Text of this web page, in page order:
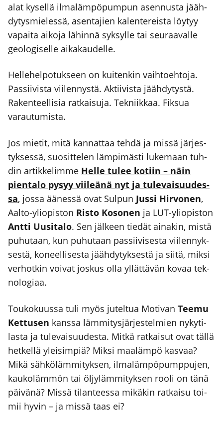
alat kysel­lä ilma­läm­pö­pum­pun asen­nus­ta jääh­
dy­tys­mie­les­sä, asen­ta­jien kalen­te­reis­ta löy­tyy
vapai­ta aiko­ja lähin­nä syk­syl­le tai seu­raa­val­le
geo­lo­gi­sel­le aika­kau­del­le.
Hel­le­hel­po­tuk­seen on kui­ten­kin vaih­toeh­to­ja.
Pas­sii­vis­ta vii­len­nys­tä. Aktii­vis­ta jääh­dy­tys­tä.
Raken­teel­li­sia rat­kai­su­ja. Tek­niik­kaa. Fik­sua
varau­tu­mis­ta.
Jos mie­tit, mitä kan­nat­taa teh­dä ja mis­sä jär­jes­
tyk­ses­sä, suo­sit­te­len läm­pi­mäs­ti luke­maan tuh­
din artik­ke­lim­me Hel­le tulee kotiin – näin
pien­ta­lo pysyy vii­leä­nä nyt ja tule­vai­suu­des­
sa, jos­sa äänes­sä ovat Sul­pun Jus­si Hir­vo­nen,
Aal­to-yli­opis­ton Ris­to Koso­nen ja LUT-yli­opis­ton
Ant­ti Uusi­ta­lo. Sen jäl­keen tie­dät aina­kin, mis­tä
puhu­taan, kun puhu­taan pas­sii­vi­ses­ta vii­len­nyk­
ses­tä, koneel­li­ses­ta jääh­dy­tyk­ses­tä ja sii­tä, mik­si
ver­hot­kin voi­vat jos­kus olla yllät­tä­vän kovaa tek­
no­lo­gi­aa.
Tou­ko­kuus­sa tuli myös jutel­tua Moti­van Tee­mu
Ket­tusen kans­sa läm­mi­tys­jär­jes­tel­mien nyky­ti­
las­ta ja tule­vai­suu­des­ta. Mit­kä rat­kai­sut ovat täl­lä
het­kel­lä ylei­sim­piä? Mik­si maa­läm­pö kas­vaa?
Mikä säh­kö­läm­mi­tyk­sen, ilma­läm­pö­pump­pu­jen,
kau­ko­läm­mön tai öljy­läm­mi­tyk­sen roo­li on tänä
päi­vä­nä? Mis­sä tilan­tees­sa mikä­kin rat­kai­su toi­
mii hyvin – ja mis­sä taas ei?